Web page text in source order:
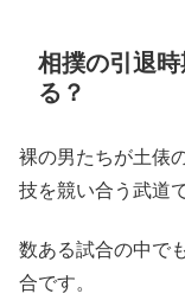
相撲の引退
る？
裸の男たちが土俵
技を競い合う武道
数ある試合の中で
合です。